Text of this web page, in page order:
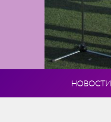
НОВОСТИ